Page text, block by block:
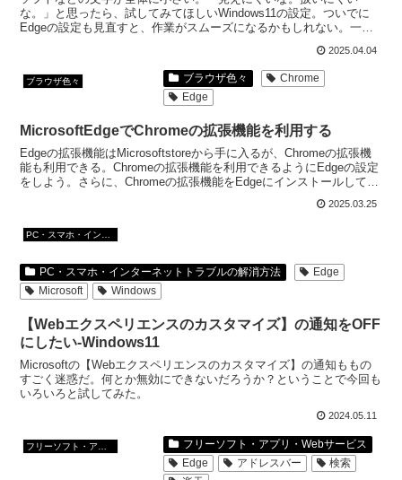
な。」と思ったら、試してみてほしいWindows11の設定。ついでに
Edgeの設定も見直すと、作業がスムーズになるかもしれない。一度
2025.04.04
ブラウザ色々 ブラウザ色々
Chrome
Edge
MicrosoftEdgeでChromeの拡張機能を利用する
Edgeの拡張機能はMicrosoftstoreから手に入るが、Chromeの拡張機
能も利用できる。Chromeの拡張機能を利用できるようにEdgeの設定
をしよう。さらに、Chromeの拡張機能をEdgeにインストールしてみ
2025.03.25
PC・スマホ・インターネットトラブルの解消方法
Edge
Microsoft
Windows
【Webエクスペリエンスのカスタマイズ】の通知をOFF
にしたい-Windows11
Microsoftの【Webエクスペリエンスのカスタマイズ】の通知ももの
すごく迷惑だ。何とか無効にできないだろうか？ということで今回も
いろいろと試してみた。
2024.05.11
フリーソフト・アプリ・Webサービス
Edge
アドレスバー
検索